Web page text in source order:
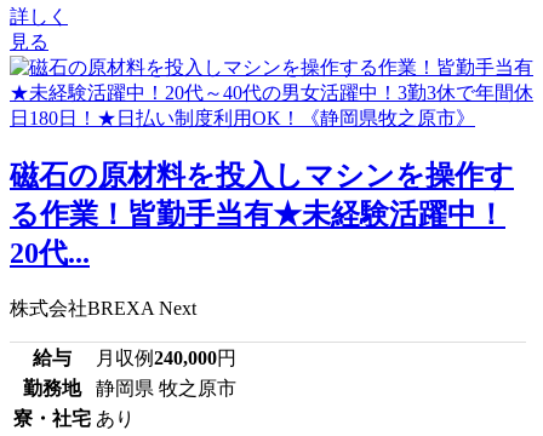
詳しく
見る
磁石の原材料を投入しマシンを操作す
る作業！皆勤手当有★未経験活躍中！
20代...
株式会社BREXA Next
給与 月収例240,000円
勤務地
静岡県 牧之原市
寮・社宅 あり